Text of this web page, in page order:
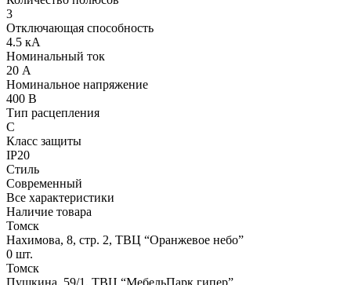
3
Отключающая способность
4.5 кА
Номинальный ток
20 А
Номинальное напряжение
400 В
Тип расцепления
C
Класс защиты
IP20
Стиль
Современный
Все характеристики
Наличие товара
Томск
Нахимова, 8, стр. 2​, ТВЦ “Оранжевое небо​”
0 шт.
Томск
Пушкина, 59/1, ТВЦ “МебельПарк гипер”